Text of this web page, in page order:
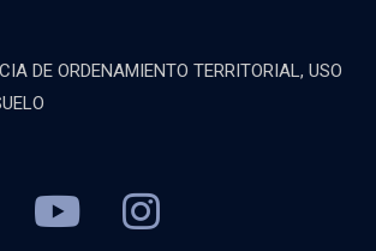
DE ORDENAMIENTO TERRITORIAL, USO